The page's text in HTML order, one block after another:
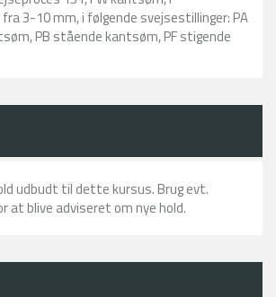
3-10 mm, i følgende svejsestillinger: PA
PB stående kantsøm, PF stigende
udbudt til dette kursus. Brug evt.
at blive adviseret om nye hold.